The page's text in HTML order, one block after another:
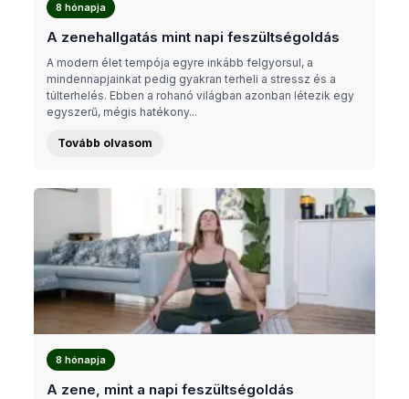
8 hónapja
A zenehallgatás mint napi feszültségoldás
A modern élet tempója egyre inkább felgyorsul, a
mindennapjainkat pedig gyakran terheli a stressz és a
túlterhelés. Ebben a rohanó világban azonban létezik egy
egyszerű, mégis hatékony...
Tovább olvasom
8 hónapja
A zene, mint a napi feszültségoldás